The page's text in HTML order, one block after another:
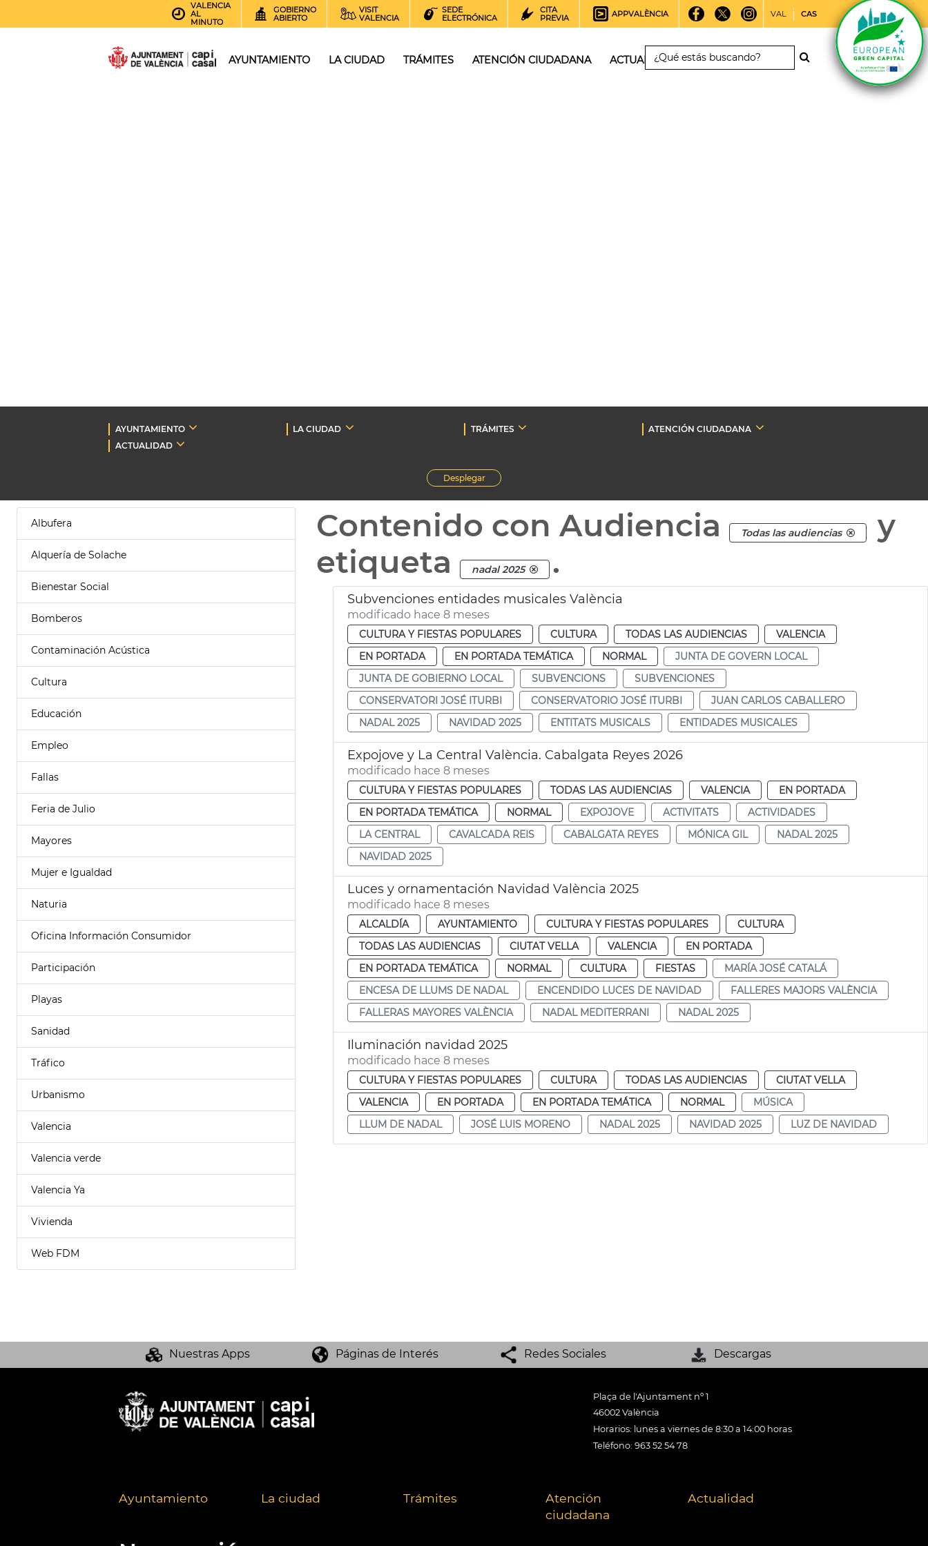
VALENCIA
AL
MINUTO
GOBIERNO
ABIERTO
VISIT
VALENCIA
SEDE
ELECTRÓNICA
CITA
PREVIA
APPVALÈNCIA VAL CAS
AYUNTAMIENTO LA CIUDAD TRÁMITES ATENCIÓN CIUDADANA ACTUALIDAD
AYUNTAMIENTO LA CIUDAD TRÁMITES
ATENCIÓN CIUDADANA
ACTUALIDAD
Desplegar
Albufera
Alquería de Solache
Bienestar Social
Bomberos
Contaminación Acústica
Cultura
Educación
Empleo
Fallas
Feria de Julio
Mayores
Mujer e Igualdad
Naturia
Oficina Información Consumidor
Participación
Playas
Sanidad
Tráfico
Urbanismo
Valencia
Valencia verde
Valencia Ya
Vivienda
Web FDM
Contenido con Audiencia Todas las audiencias
y
etiqueta
nadal 2025 .
Subvenciones entidades musicales València
modificado hace 8 meses
CULTURA Y FIESTAS POPULARES CULTURA TODAS LAS AUDIENCIAS
VALENCIA
EN PORTADA
EN PORTADA TEMÁTICA NORMAL
JUNTA DE GOVERN LOCAL
JUNTA DE GOBIERNO LOCAL
SUBVENCIONS
SUBVENCIONES
CONSERVATORI JOSÉ ITURBI
CONSERVATORIO JOSÉ ITURBI
JUAN CARLOS CABALLERO
NADAL 2025
NAVIDAD 2025 ENTITATS MUSICALS ENTIDADES MUSICALES
Expojove y La Central València. Cabalgata Reyes 2026
modificado hace 8 meses
CULTURA Y FIESTAS POPULARES TODAS LAS AUDIENCIAS VALENCIA
EN PORTADA
EN PORTADA TEMÁTICA
NORMAL EXPOJOVE ACTIVITATS
ACTIVIDADES
LA CENTRAL
CAVALCADA REIS CABALGATA REYES MÓNICA GIL
NADAL 2025
NAVIDAD 2025
Luces y ornamentación Navidad València 2025
modificado hace 8 meses
ALCALDÍA AYUNTAMIENTO CULTURA Y FIESTAS POPULARES
CULTURA
TODAS LAS AUDIENCIAS
CIUTAT VELLA VALENCIA
EN PORTADA
EN PORTADA TEMÁTICA
NORMAL CULTURA FIESTAS
MARÍA JOSÉ CATALÁ
ENCESA DE LLUMS DE NADAL
ENCENDIDO LUCES DE NAVIDAD
FALLERES MAJORS VALÈNCIA
FALLERAS MAYORES VALÈNCIA
NADAL MEDITERRANI NADAL 2025
Iluminación navidad 2025
modificado hace 8 meses
CULTURA Y FIESTAS POPULARES CULTURA TODAS LAS AUDIENCIAS
CIUTAT VELLA
VALENCIA
EN PORTADA EN PORTADA TEMÁTICA NORMAL
MÚSICA
LLUM DE NADAL
JOSÉ LUIS MORENO NADAL 2025 NAVIDAD 2025 LUZ DE NAVIDAD
Nuestras Apps Páginas de Interés Redes Sociales Descargas
Plaça de l'Ajuntament nº 1
46002 València
Horarios: lunes a viernes de 8:30 a 14:00 horas
Teléfono: 963 52 54 78
Ayuntamiento La ciudad Trámites
Atención
ciudadana
Actualidad